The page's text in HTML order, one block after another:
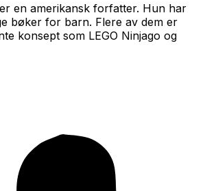
er en amerikansk forfatter. Hun har
bøker for barn. Flere av dem er
konsept som LEGO Ninjago og